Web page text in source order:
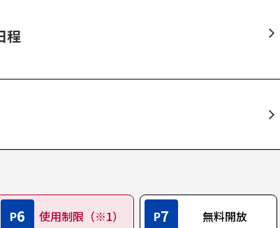
程
P6 使用制限（※1） P7 無料開放